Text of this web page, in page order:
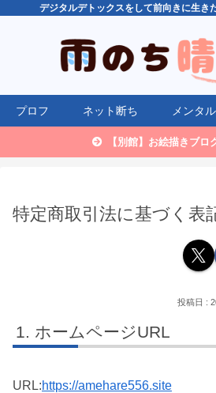
デジタルデトックスをして前向きに生き
プロフ ネット断ち メンタ
【別館】お絵描きブロ
特定商取引法に基づく表
ホームページURL
URL:https://amehare556.site